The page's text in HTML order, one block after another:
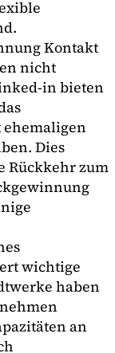
Kontakt
nicht
in bieten
ehemaligen
Dies
Rückkehr zum
wichtige
haben
an